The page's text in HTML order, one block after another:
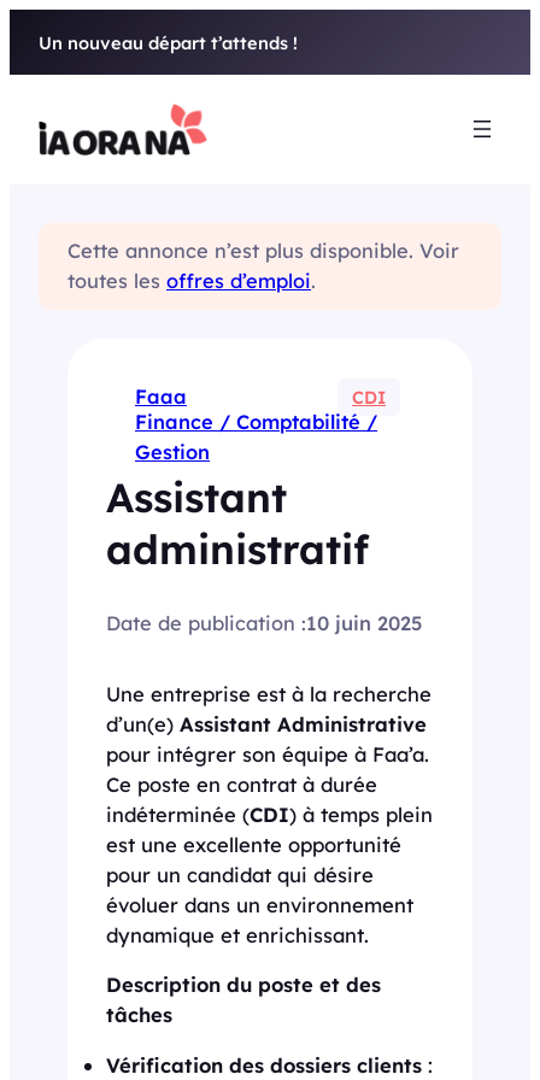
Un nouveau départ t’attends !
Cette annonce n’est plus disponible. Voir
toutes les offres d’emploi.
Faaa CDI
Finance / Comptabilité /
Gestion
Assistant
administratif
Date de publication :10 juin 2025
Une entreprise est à la recherche
d’un(e) Assistant Administrative
pour intégrer son équipe à Faa’a.
Ce poste en contrat à durée
indéterminée (CDI) à temps plein
est une excellente opportunité
pour un candidat qui désire
évoluer dans un environnement
dynamique et enrichissant.
Description du poste et des
tâches
Vérification des dossiers clients :